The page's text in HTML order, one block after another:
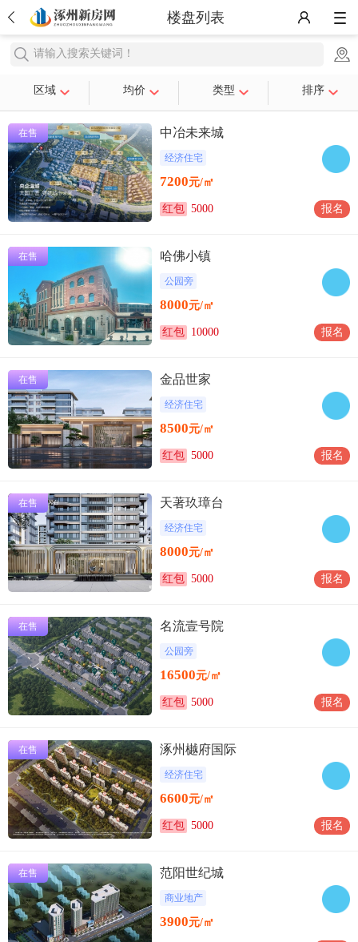
楼盘列表
请输入搜索关键词！
区域 均价 类型 排序
在售 中冶未来城
经济住宅
7200元/㎡
红包 5000 报名
在售 哈佛小镇
公园旁
8000元/㎡
红包 10000 报名
在售 金品世家
经济住宅
8500元/㎡
红包 5000 报名
在售 天著玖璋台
经济住宅
8000元/㎡
红包 5000 报名
在售 名流壹号院
公园旁
16500元/㎡
红包 5000 报名
在售 涿州樾府国际
经济住宅
6600元/㎡
红包 5000 报名
在售 范阳世纪城
商业地产
3900元/㎡